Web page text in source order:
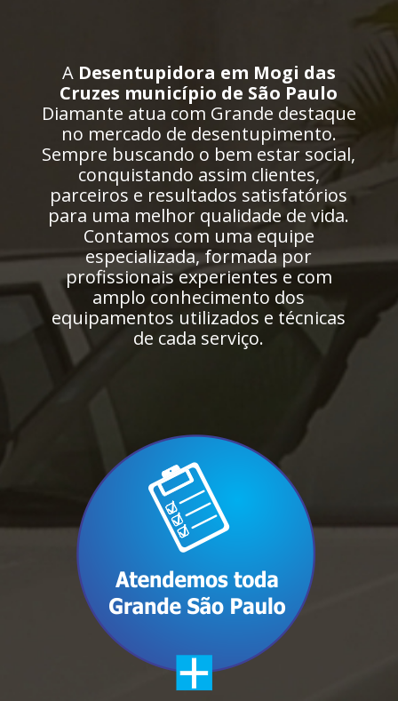
A Desentupidora em Mogi das
Cruzes município de São Paulo
Diamante atua com Grande destaque
no mercado de desentupimento.
Sempre buscando o bem estar social,
conquistando assim clientes,
parceiros e resultados satisfatórios
para uma melhor qualidade de vida.
Contamos com uma equipe
especializada, formada por
profissionais experientes e com
amplo conhecimento dos
equipamentos utilizados e técnicas
de cada serviço.